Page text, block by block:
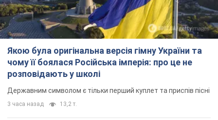
Якою була оригінальна версія гімну України та
чому її боялася Російська імперія: про це не
розповідають у школі
Державним символом є тільки перший куплет та приспів пісні
3 часа назад 13,2 т.